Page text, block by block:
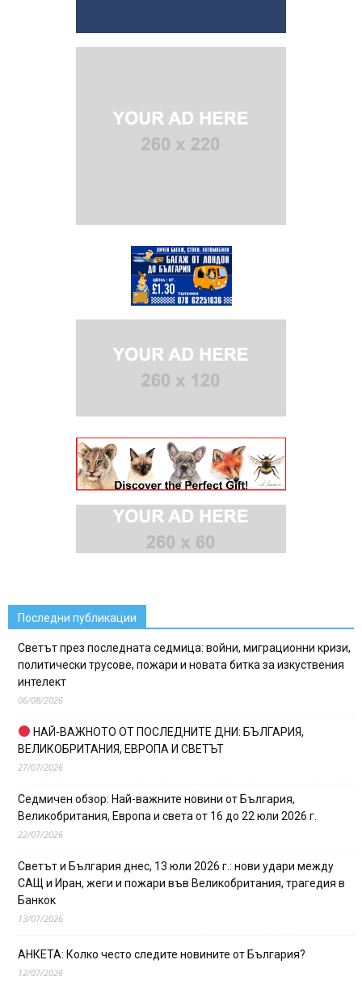
Последни публикации
Светът през последната седмица: войни, миграционни кризи,
политически трусове, пожари и новата битка за изкуствения
интелект
06/08/2026
НАЙ-ВАЖНОТО ОТ ПОСЛЕДНИТЕ ДНИ: БЪЛГАРИЯ,
ВЕЛИКОБРИТАНИЯ, ЕВРОПА И СВЕТЪТ
27/07/2026
Седмичен обзор: Най-важните новини от България,
Великобритания, Европа и света от 16 до 22 юли 2026 г.
22/07/2026
Светът и България днес, 13 юли 2026 г.: нови удари между
САЩ и Иран, жеги и пожари във Великобритания, трагедия в
Банкок
13/07/2026
АНКЕТА: Колко често следите новините от България?
12/07/2026